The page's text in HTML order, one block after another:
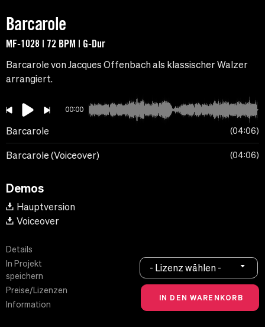
Barcarole
MF-1028 | 72 BPM | G-Dur
Barcarole von Jacques Offenbach als klassischer Walzer
arrangiert.
00:00
Barcarole 04:06
Barcarole (Voiceover) 04:06
Demos
Hauptversion
Voiceover
Details
In Projekt
speichern
Preise/Lizenzen
Information
- Lizenz wählen -